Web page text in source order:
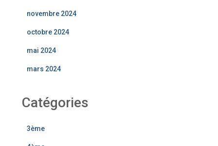
novembre 2024
octobre 2024
mai 2024
mars 2024
Catégories
3ème